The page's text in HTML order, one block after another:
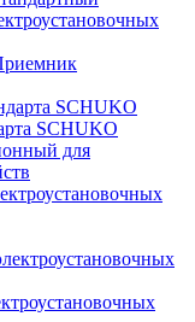
SCHUKO
для